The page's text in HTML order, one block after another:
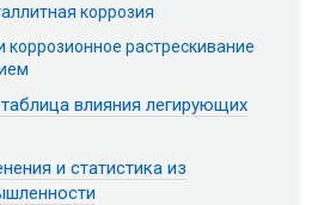
коррозия
коррозионное растрескивание
влияния легирующих
и статистика из